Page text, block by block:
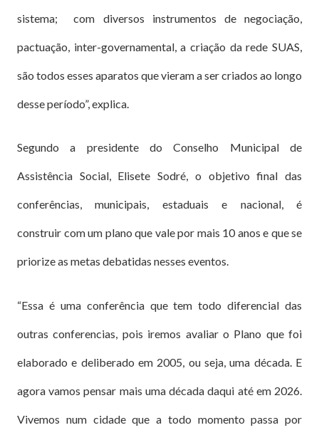
sistema; com diversos instrumentos de negociação,
pactuação, inter-governamental, a criação da rede SUAS,
são todos esses aparatos que vieram a ser criados ao longo
desse período”, explica.
Segundo a presidente do Conselho Municipal de
Assistência Social, Elisete Sodré, o objetivo final das
conferências, municipais, estaduais e nacional, é
construir com um plano que vale por mais 10 anos e que se
priorize as metas debatidas nesses eventos.
“Essa é uma conferência que tem todo diferencial das
outras conferencias, pois iremos avaliar o Plano que foi
elaborado e deliberado em 2005, ou seja, uma década. E
agora vamos pensar mais uma década daqui até em 2026.
Vivemos num cidade que a todo momento passa por